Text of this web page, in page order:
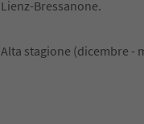
Lienz-Bressanone.
Alta stagione (dicembre -